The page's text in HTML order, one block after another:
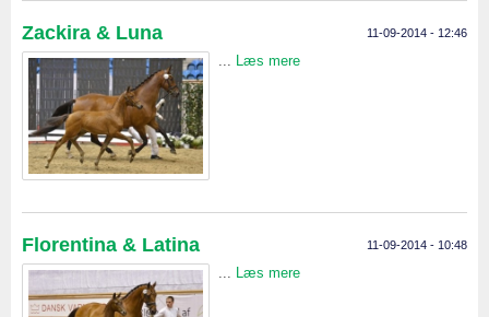
Zackira & Luna 11-09-2014 - 12:46
Læs mere
Florentina & Latina 11-09-2014 - 10:48
Læs mere